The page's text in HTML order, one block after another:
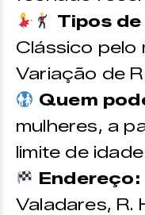
Tipos
Clássico pelo
Variação de
Quem
mulheres, a
limite de idade
Endereço:
Valadares, R.